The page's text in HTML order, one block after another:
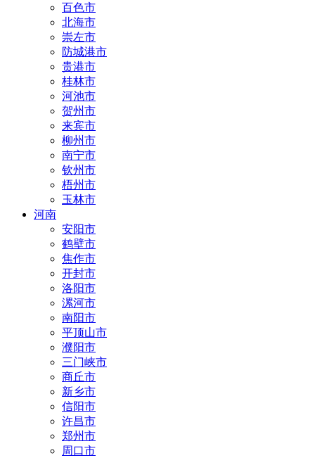
百色市
北海市
崇左市
防城港市
贵港市
桂林市
河池市
贺州市
来宾市
柳州市
南宁市
钦州市
梧州市
玉林市
河南
安阳市
鹤壁市
焦作市
开封市
洛阳市
漯河市
南阳市
平顶山市
濮阳市
三门峡市
商丘市
新乡市
信阳市
许昌市
郑州市
周口市